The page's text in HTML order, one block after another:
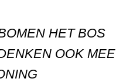
HET BOS
OOK MEE